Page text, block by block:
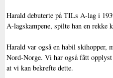
Harald debuterte på TILs A-lag i
A-lagskampene, spilte han en rekke
Harald var også en habil skihopper,
Nord-Norge. Vi har også fått
at vi kan bekrefte dette.